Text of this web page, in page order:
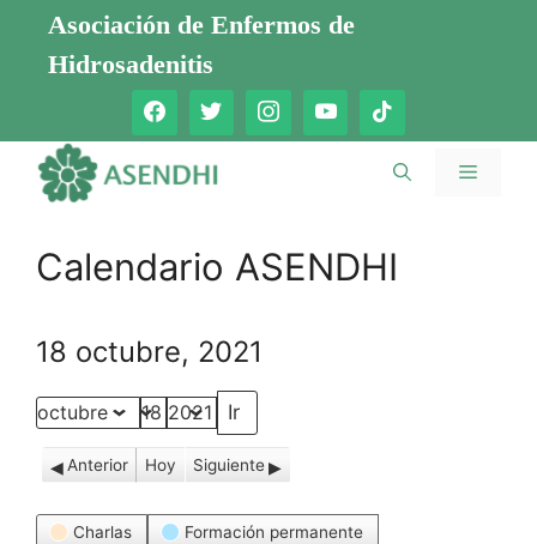
Saltar
contenido
Asociación de Enfermos de
Hidrosadenitis
Menú
Calendario ASENDHI
18 octubre, 2021
Mes
Día
Año
Anterior Hoy Siguiente
Categorías
Charlas Formación permanente